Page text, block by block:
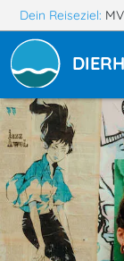
Dein Reiseziel: MV